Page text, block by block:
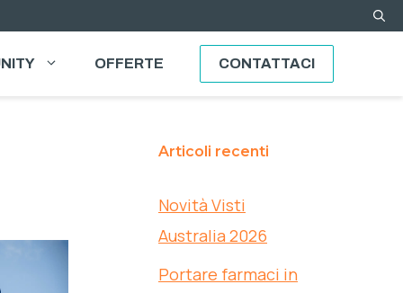
OFFERTE CONTATTACI
Articoli recenti
Novità Visti
Australia 2026
Portare farmaci in